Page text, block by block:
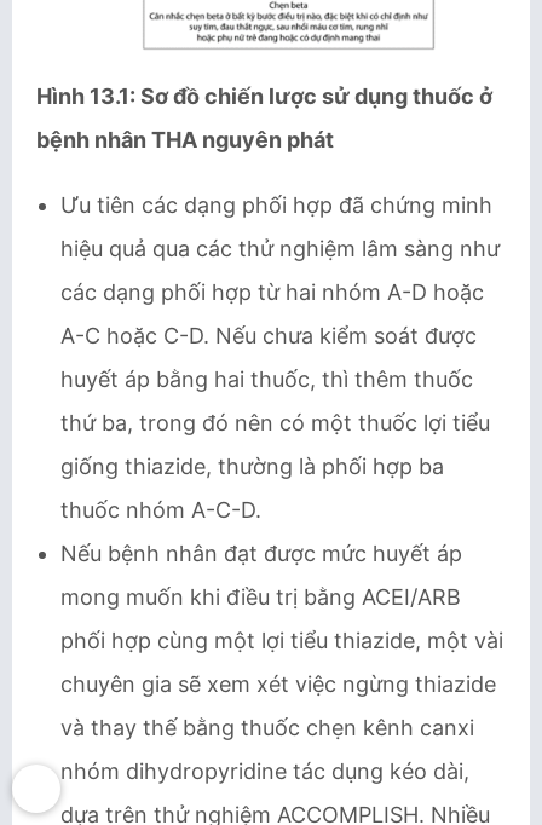
Hình 13.1: Sơ đồ chiến lược sử dụng thuốc ở
bệnh nhân THA nguyên phát
Ưu tiên các dạng phối hợp đã chứng minh
hiệu quả qua các thử nghiệm lâm sàng như
các dạng phối hợp từ hai nhóm A-D hoặc
A-C hoặc C-D. Nếu chưa kiểm soát được
huyết áp bằng hai thuốc, thì thêm thuốc
thứ ba, trong đó nên có một thuốc lợi tiểu
giống thiazide, thường là phối hợp ba
thuốc nhóm A-C-D.
Nếu bệnh nhân đạt được mức huyết áp
mong muốn khi điều trị bằng ACEI/ARB
phối hợp cùng một lợi tiểu thiazide, một vài
chuyên gia sẽ xem xét việc ngừng thiazide
và thay thế bằng thuốc chẹn kênh canxi
nhóm dihydropyridine tác dụng kéo dài,
dựa trên thử nghiệm ACCOMPLISH. Nhiều